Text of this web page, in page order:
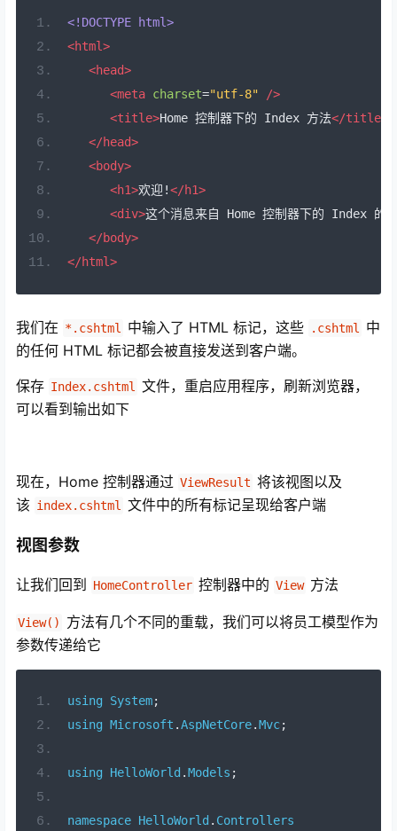
<!DOCTYPE html>
<html>
<head>
<meta charset="utf-8"
/>
<title>Home 控制器下的 Index 方法</title>
</head>
<body>
<h1>欢迎!</h1>
<div>这个消息来自 Home 控制器下的 Index
</body>
</html>
我们在 *.cshtml 中输入了 HTML 标记，这些 .cshtml 中
的任何 HTML 标记都会被直接发送到客户端。
保存 Index.cshtml 文件，重启应用程序，刷新浏览器，
可以看到输出如下
现在，Home 控制器通过 ViewResult 将该视图以及
该 index.cshtml 文件中的所有标记呈现给客户端
视图参数
让我们回到 HomeController 控制器中的 View 方法
View()
方法有几个不同的重载，我们可以将员工模型作为
参数传递给它
using System;
using Microsoft .AspNetCore.Mvc;
using HelloWorld .Models ;
namespace HelloWorld . Controllers